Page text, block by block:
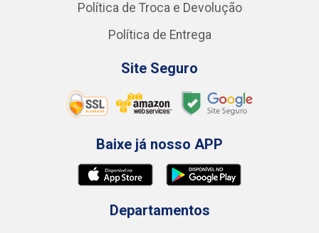
Política de Troca e Devolução
Política de Entrega
Site Seguro
Baixe já nosso APP
Departamentos